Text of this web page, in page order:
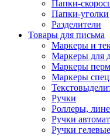
Папки-
Папки-уголки
Разделители
Товары для письма
Маркеры и
Маркеры для
Маркеры
Маркеры
Ручки
Роллеры,
Ручки
Ручки гелевые